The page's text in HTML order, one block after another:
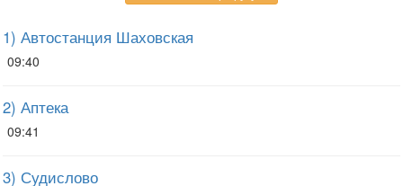
1) Автостанция Шаховская
09:40
2) Аптека
09:41
3) Судислово